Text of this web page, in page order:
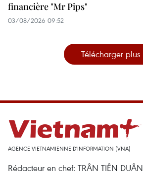
financière "Mr Pips"
03/08/2026 09:52
Télécharger plus
AGENCE VIETNAMIENNE D'INFORMATION (VNA)
Rédacteur en chef: TRÂN TIÊN DUÂN